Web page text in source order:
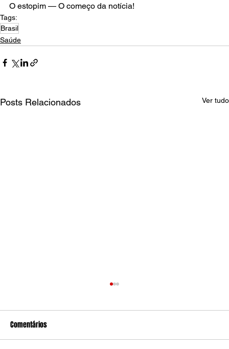
O estopim — O começo da notícia!
Tags:
Brasil
Saúde
Posts Relacionados Ver tudo
Comentários